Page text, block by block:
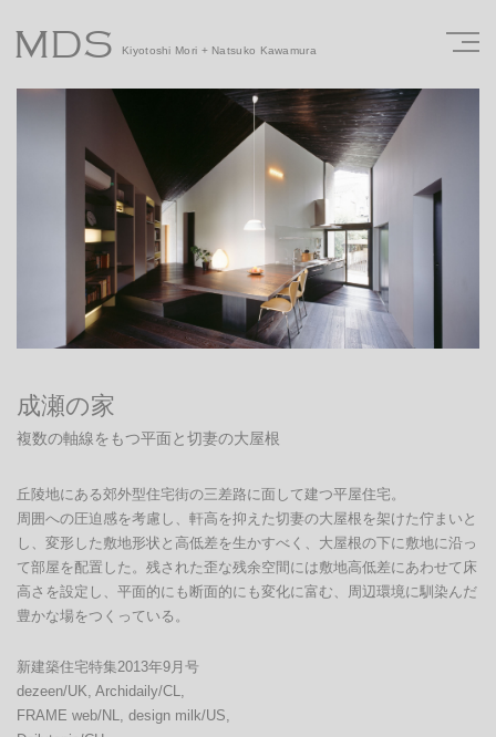
MDS Kiyotoshi Mori + Natsuko Kawamura
成瀬の家
複数の軸線をもつ平面と切妻の大屋根
丘陵地にある郊外型住宅街の三差路に面して建つ平屋住宅。
周囲への圧迫感を考慮し、軒高を抑えた切妻の大屋根を架けた佇まいと
し、変形した敷地形状と高低差を生かすべく、大屋根の下に敷地に沿っ
て部屋を配置した。残された歪な残余空間には敷地高低差にあわせて床
高さを設定し、平面的にも断面的にも変化に富む、周辺環境に馴染んだ
豊かな場をつくっている。
新建築住宅特集2013年9月号
dezeen/UK, Archidaily/CL,
FRAME web/NL, design milk/US,